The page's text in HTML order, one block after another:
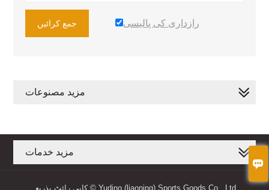

جمع کرائیں رازداری کی پالیسی
مزید مصنوعات
مزید خدمات
کاپی رائٹ بذریعہ © Yudino (liaoning) Sports Goods Co., Ltd.